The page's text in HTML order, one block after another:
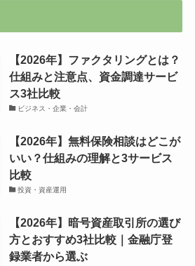
【2026年】ファクタリングとは？
仕組みと注意点、資金調達サービ
ス3社比較
ビジネス・企業・会計
【2026年】無料保険相談はどこが
いい？仕組みの理解と3サービス
比較
投資・資産運用
【2026年】暗号資産取引所の選び
方とおすすめ3社比較｜金融庁登
録業者から選ぶ